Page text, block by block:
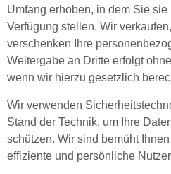
Umfang erhoben, in dem Sie
Verfügung stellen. Wir
verschenken Ihre
Weitergabe an Dritte erfolgt
wenn wir hierzu gesetzlich
Wir verwenden
Stand der Technik, um Ihre
schützen. Wir sind bemüht
effiziente und persönliche